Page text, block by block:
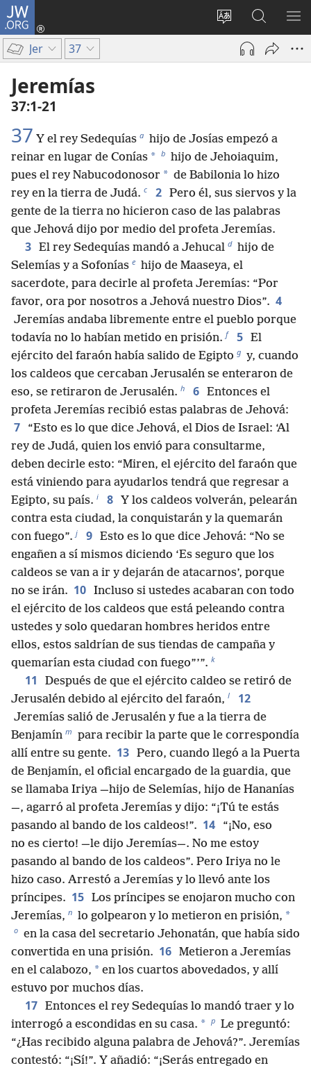
JW.ORG
Cambiar
idioma
del sitio
Iniciar
sesión
en
jw.org
Jer 37
Jeremías
37:1-21
37 Y el rey Sedequías a hijo de Josías empezó a
reinar en lugar de Conías * b hijo de Jehoiaquim,
pues el rey Nabucodonosor * de Babilonia lo hizo
rey en la tierra de Judá. c 2 Pero él, sus siervos y la
gente de la tierra no hicieron caso de las palabras
que Jehová dijo por medio del profeta Jeremías.
3 El rey Sedequías mandó a Jehucal d hijo de
Selemías y a Sofonías e hijo de Maaseya, el
sacerdote, para decirle al profeta Jeremías: “Por
favor, ora por nosotros a Jehová nuestro Dios”. 4
Jeremías andaba libremente entre el pueblo porque
todavía no lo habían metido en prisión. f 5 El
ejército del faraón había salido de Egipto g y, cuando
los caldeos que cercaban Jerusalén se enteraron de
eso, se retiraron de Jerusalén. h 6 Entonces el
profeta Jeremías recibió estas palabras de Jehová:
7
“Esto es lo que dice Jehová, el Dios de Israel: ‘Al
rey de Judá, quien los envió para consultarme,
deben decirle esto: “Miren, el ejército del faraón que
está viniendo para ayudarlos tendrá que regresar a
Egipto, su país. i 8 Y los caldeos volverán, pelearán
contra esta ciudad, la conquistarán y la quemarán
con fuego”. j 9 Esto es lo que dice Jehová: “No se
engañen a sí mismos diciendo ‘Es seguro que los
caldeos se van a ir y dejarán de atacarnos’, porque
no se irán. 10 Incluso si ustedes acabaran con todo
el ejército de los caldeos que está peleando contra
ustedes y solo quedaran hombres heridos entre
ellos, estos saldrían de sus tiendas de campaña y
quemarían esta ciudad con fuego”’”. k
11
Después de que el ejército caldeo se retiró de
Jerusalén debido al ejército del faraón, l 12
Jeremías salió de Jerusalén y fue a la tierra de
Benjamín m para recibir la parte que le correspondía
allí entre su gente. 13 Pero, cuando llegó a la Puerta
de Benjamín, el oficial encargado de la guardia, que
se llamaba Iriya —hijo de Selemías, hijo de Hananías
—, agarró al profeta Jeremías y dijo: “¡Tú te estás
pasando al bando de los caldeos!”. 14
“¡No, eso
no es cierto! —le dijo Jeremías—. No me estoy
pasando al bando de los caldeos”. Pero Iriya no le
hizo caso. Arrestó a Jeremías y lo llevó ante los
príncipes. 15 Los príncipes se enojaron mucho con
Jeremías, n lo golpearon y lo metieron en prisión, *
o en la casa del secretario Jehonatán, que había sido
convertida en una prisión. 16 Metieron a Jeremías
en el calabozo, * en los cuartos abovedados, y allí
estuvo por muchos días.
17 Entonces el rey Sedequías lo mandó traer y lo
interrogó a escondidas en su casa. * p Le preguntó:
“¿Has recibido alguna palabra de Jehová?”. Jeremías
contestó: “¡Sí!”. Y añadió: “¡Serás entregado en